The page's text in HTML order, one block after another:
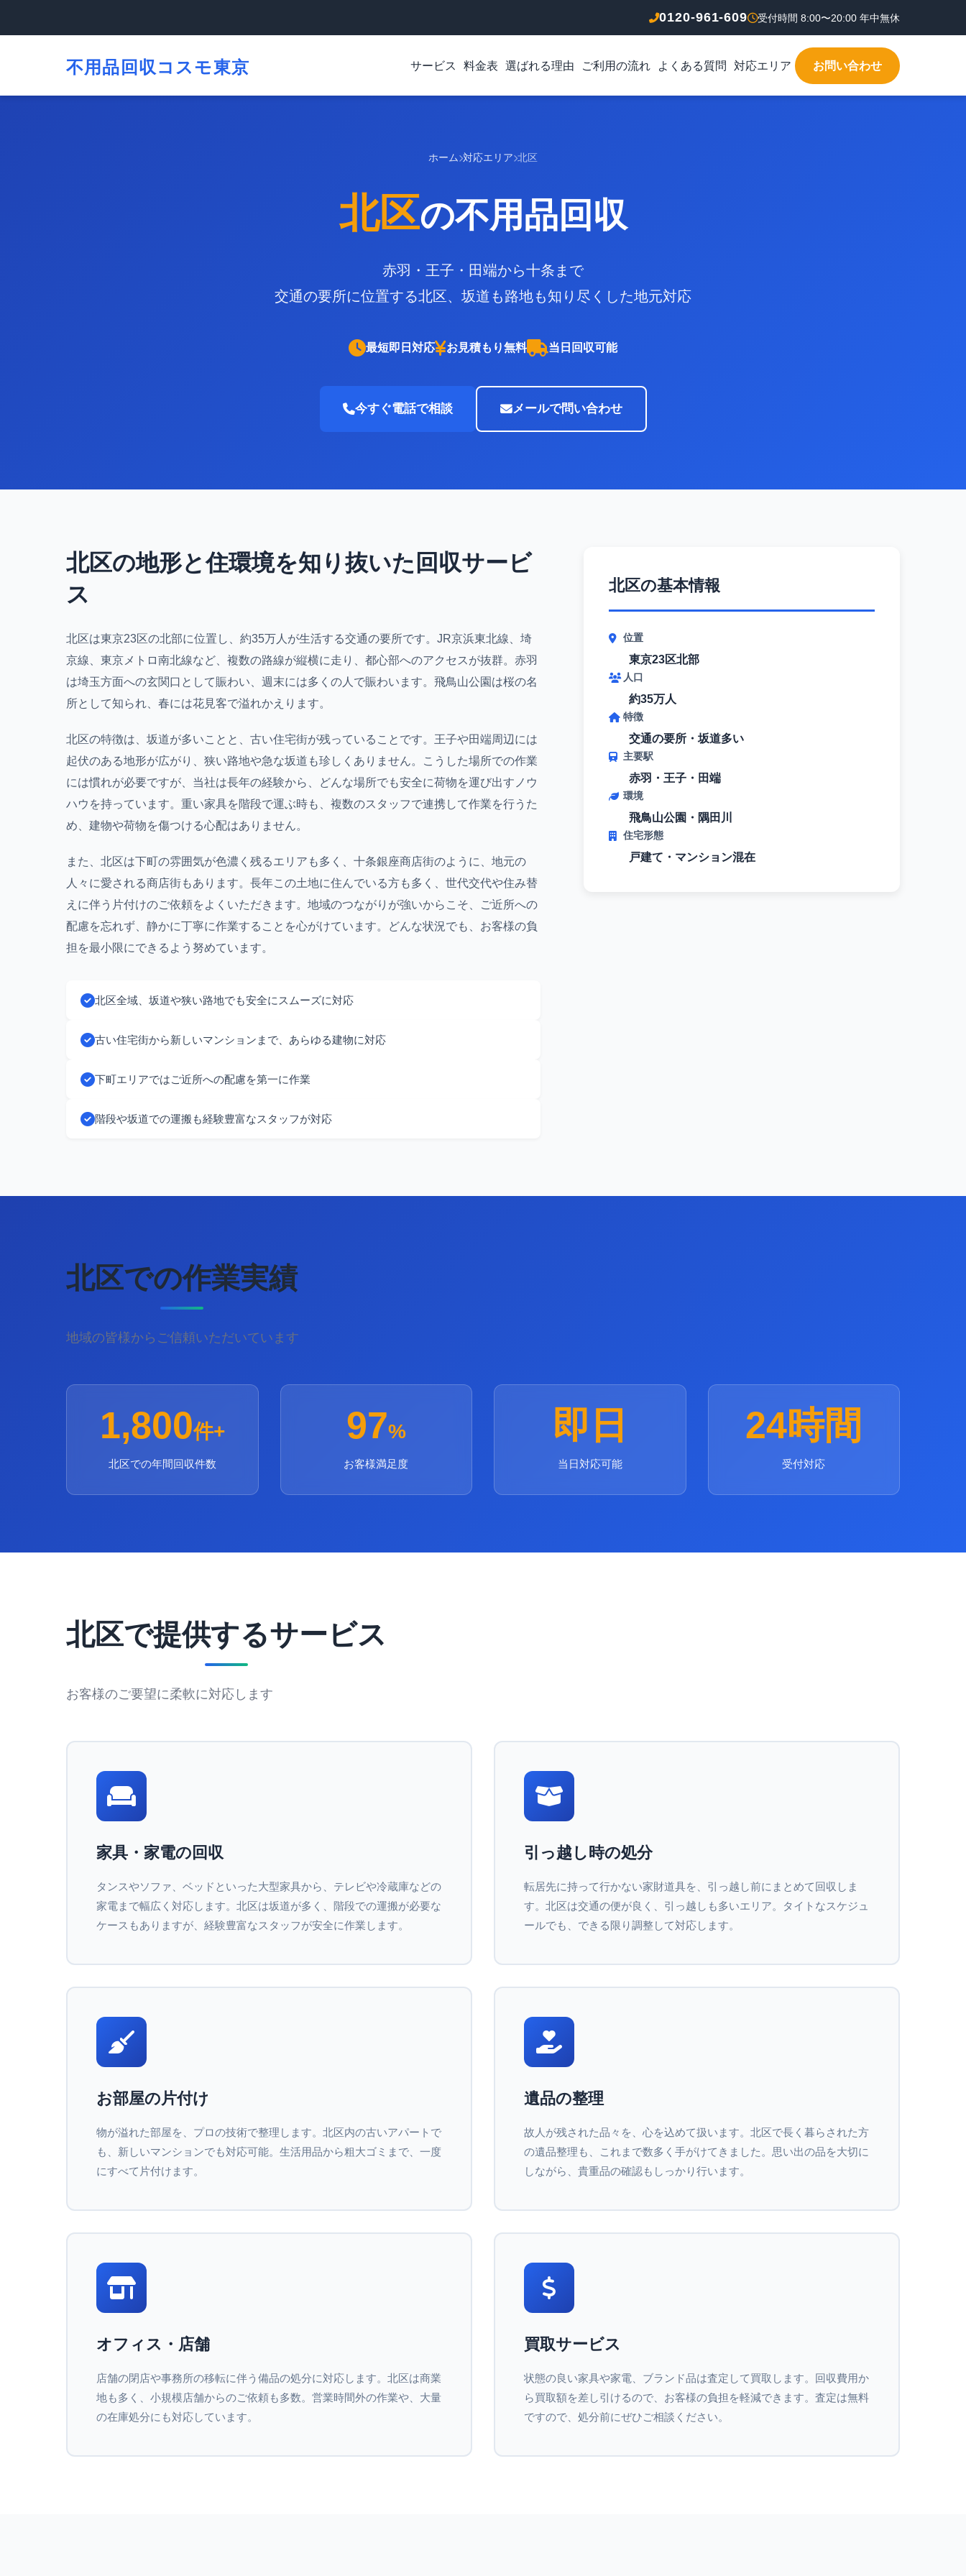
0120-961-609 受付時間 8:00〜20:00 年中無休
不用品回収コスモ東京 サービス 料金表 選ばれる理由 ご利用の流れ よくある質問 対応エリア お問い合わせ
ホーム 対応エリア 北区
北区の不用品回収
赤羽・王子・田端から十条まで
交通の要所に位置する北区、坂道も路地も知り尽くした地元対応
最短即日対応 お見積もり無料 当日回収可能
今すぐ電話で相談 メールで問い合わせ
北区の地形と住環境を知り抜いた回収サービ
ス
北区は東京23区の北部に位置し、約35万人が生活する交通の要所です。JR京浜東北線、埼
京線、東京メトロ南北線など、複数の路線が縦横に走り、都心部へのアクセスが抜群。赤羽
は埼玉方面への玄関口として賑わい、週末には多くの人で賑わいます。飛鳥山公園は桜の名
所として知られ、春には花見客で溢れかえります。
北区の特徴は、坂道が多いことと、古い住宅街が残っていることです。王子や田端周辺には
起伏のある地形が広がり、狭い路地や急な坂道も珍しくありません。こうした場所での作業
には慣れが必要ですが、当社は長年の経験から、どんな場所でも安全に荷物を運び出すノウ
ハウを持っています。重い家具を階段で運ぶ時も、複数のスタッフで連携して作業を行うた
め、建物や荷物を傷つける心配はありません。
また、北区は下町の雰囲気が色濃く残るエリアも多く、十条銀座商店街のように、地元の
人々に愛される商店街もあります。長年この土地に住んでいる方も多く、世代交代や住み替
えに伴う片付けのご依頼をよくいただきます。地域のつながりが強いからこそ、ご近所への
配慮を忘れず、静かに丁寧に作業することを心がけています。どんな状況でも、お客様の負
担を最小限にできるよう努めています。
北区全域、坂道や狭い路地でも安全にスムーズに対応
古い住宅街から新しいマンションまで、あらゆる建物に対応
下町エリアではご近所への配慮を第一に作業
階段や坂道での運搬も経験豊富なスタッフが対応
北区の基本情報
位置
東京23区北部
人口
約35万人
特徴
交通の要所・坂道多い
主要駅
赤羽・王子・田端
環境
飛鳥山公園・隅田川
住宅形態
戸建て・マンション混在
北区での作業実績
地域の皆様からご信頼いただいています
1,800件+
北区での年間回収件数
97%
お客様満足度
即日
当日対応可能
24時間
受付対応
北区で提供するサービス
お客様のご要望に柔軟に対応します
家具・家電の回収
タンスやソファ、ベッドといった大型家具から、テレビや冷蔵庫などの
家電まで幅広く対応します。北区は坂道が多く、階段での運搬が必要な
ケースもありますが、経験豊富なスタッフが安全に作業します。
引っ越し時の処分
転居先に持って行かない家財道具を、引っ越し前にまとめて回収しま
す。北区は交通の便が良く、引っ越しも多いエリア。タイトなスケジュ
ールでも、できる限り調整して対応します。
お部屋の片付け
物が溢れた部屋を、プロの技術で整理します。北区内の古いアパートで
も、新しいマンションでも対応可能。生活用品から粗大ゴミまで、一度
にすべて片付けます。
遺品の整理
故人が残された品々を、心を込めて扱います。北区で長く暮らされた方
の遺品整理も、これまで数多く手がけてきました。思い出の品を大切に
しながら、貴重品の確認もしっかり行います。
オフィス・店舗
店舗の閉店や事務所の移転に伴う備品の処分に対応します。北区は商業
地も多く、小規模店舗からのご依頼も多数。営業時間外の作業や、大量
の在庫処分にも対応しています。
買取サービス
状態の良い家具や家電、ブランド品は査定して買取します。回収費用か
ら買取額を差し引けるので、お客様の負担を軽減できます。査定は無料
ですので、処分前にぜひご相談ください。